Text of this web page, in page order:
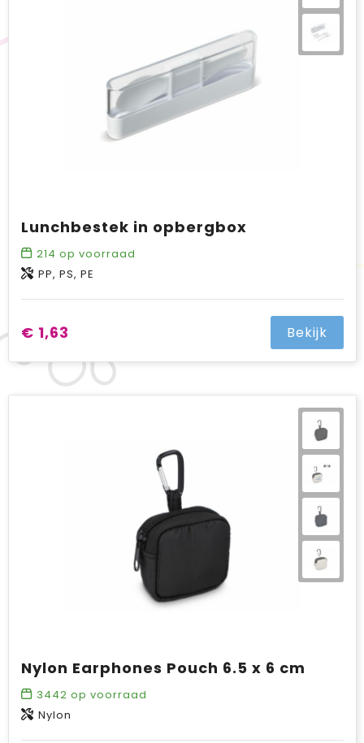
Lunchbestek in opbergbox
214 op voorraad
PP, PS, PE
€ 1,63 Bekijk
Nylon Earphones Pouch 6.5 x 6 cm
3442 op voorraad
Nylon